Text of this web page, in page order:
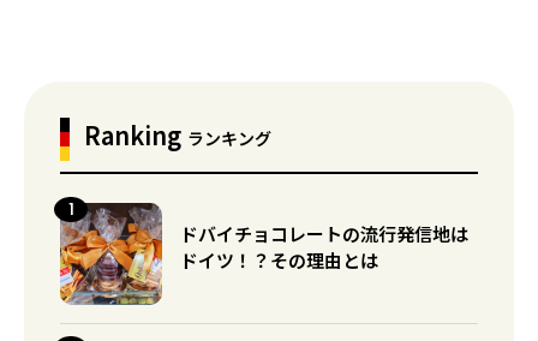
Ranking ランキング
ドバイチョコレートの流行発信地は
ドイツ！？その理由とは